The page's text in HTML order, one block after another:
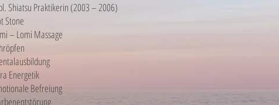
Shiatsu Praktikerin (2003 – 2006)
Stone
– Lomi Massage
Energetik
Befreiung